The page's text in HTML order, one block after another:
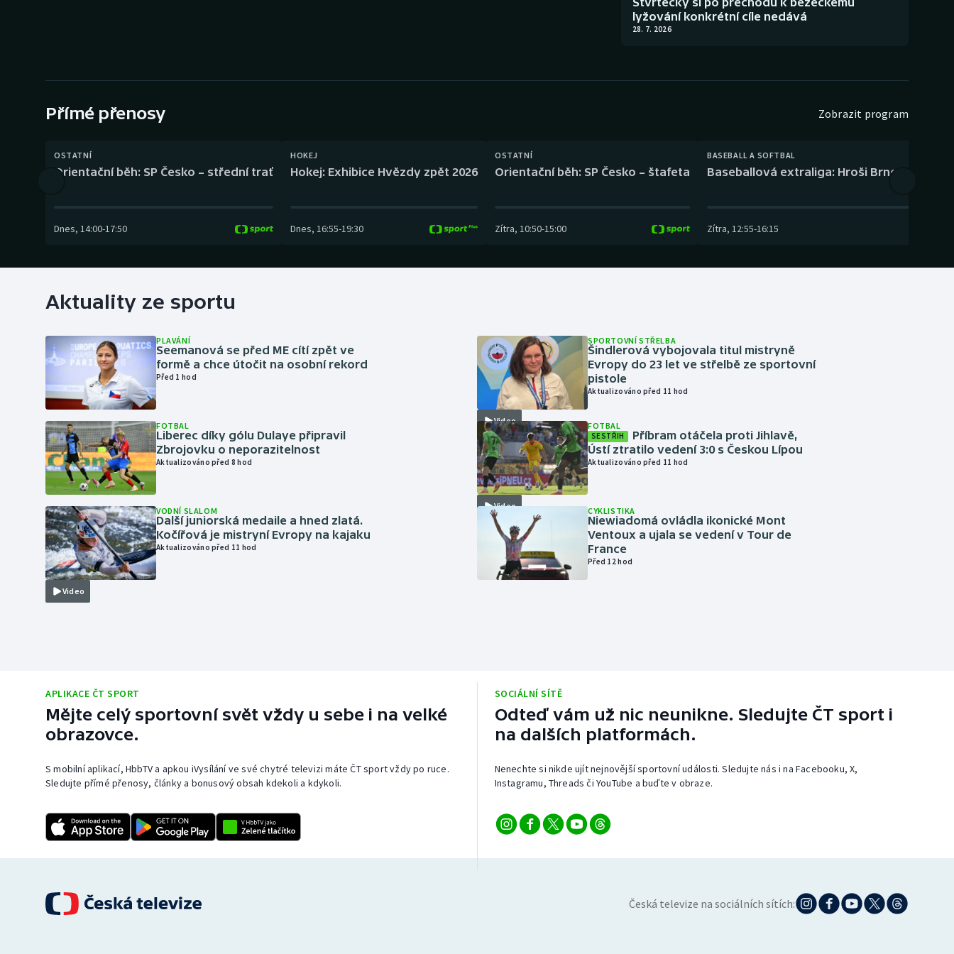
Gymnastika Plážový volejbal
lyžování konkrétní cíle nedává
28. 7. 2026
Přímé přenosy Zobrazit program
OSTATNÍ
Orientační běh: SP Česko – střední trať
Dnes, 14:00-17:50
HOKEJ
Hokej: Exhibice Hvězdy zpět 2026
Dnes, 16:55-19:30
OSTATNÍ
Orientační běh: SP Česko – štafeta
Zítra, 10:50-15:00
BASEBALL A SOFTBAL
Baseballová extraliga: Hroši Brno – Eagles
Zítra, 12:55-16:15
Aktuality ze sportu
PLAVÁNÍ
Seemanová se před ME cítí zpět ve
formě a chce útočit na osobní rekord
Před 1 hod
FOTBAL
Liberec díky gólu Dulaye připravil
Zbrojovku o neporazitelnost
Aktualizováno před 8 hod
Video
VODNÍ SLALOM
Další juniorská medaile a hned zlatá.
Kočířová je mistryní Evropy na kajaku
Aktualizováno před 11 hod
Video
SPORTOVNÍ STŘELBA
Šindlerová vybojovala titul mistryně
Evropy do 23 let ve střelbě ze sportovní
pistole
Aktualizováno před 11 hod
Video
FOTBAL
SESTŘIH
Příbram otáčela proti Jihlavě,
Ústí ztratilo vedení 3:0 s Českou Lípou
Aktualizováno před 11 hod
CYKLISTIKA
Niewiadomá ovládla ikonické Mont
Ventoux a ujala se vedení v Tour de
France
Před 12 hod
APLIKACE ČT SPORT
Mějte celý sportovní svět vždy u sebe i na velké
obrazovce.
S mobilní aplikací, HbbTV a apkou iVysílání ve své chytré televizi máte ČT sport vždy po ruce.
Sledujte přímé přenosy, články a bonusový obsah kdekoli a kdykoli.
SOCIÁLNÍ SÍTĚ
Odteď vám už nic neunikne. Sledujte ČT sport i
na dalších platformách.
Nenechte si nikde ujít nejnovější sportovní události. Sledujte nás i na Facebooku, X,
Instagramu, Threads či YouTube a buďte v obraze.
Česká televize na sociálních sítích: